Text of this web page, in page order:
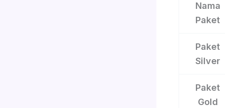
Nama
Paket
Paket
Silver
Paket
Gold